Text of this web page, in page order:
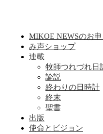
MIKOE NEWSのお
み声ショップ
連載
牧師つれづれ日
論説
終わりの日時計
終末
聖書
出版
使命とビジョン